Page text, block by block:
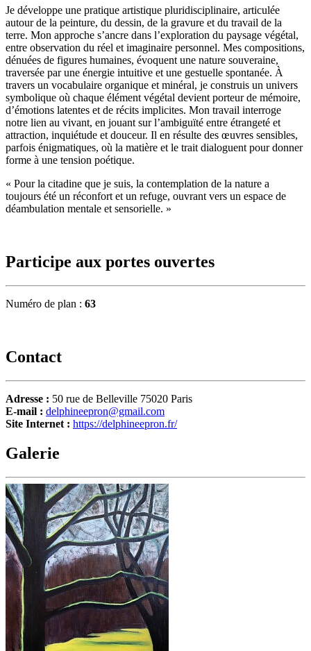
Je développe une pratique artistique pluridisciplinaire, articulée
autour de la peinture, du dessin, de la gravure et du travail de la
terre. Mon approche s’ancre dans l’exploration du paysage végétal,
entre observation du réel et imaginaire personnel. Mes compositions,
dénuées de figures humaines, évoquent une nature souveraine,
traversée par une énergie intuitive et une gestuelle spontanée. À
travers un vocabulaire organique et minéral, je construis un univers
symbolique où chaque élément végétal devient porteur de mémoire,
d’émotions latentes et de récits implicites. Mon travail interroge
notre lien au vivant, en jouant sur l’ambiguïté entre étrangeté et
attraction, inquiétude et douceur. Il en résulte des œuvres sensibles,
parfois énigmatiques, où la matière et le trait dialoguent pour donner
forme à une tension poétique.
« Pour la citadine que je suis, la contemplation de la nature a
toujours été un réconfort et un refuge, ouvrant vers un espace de
déambulation mentale et sensorielle. »
Participe aux portes ouvertes
Numéro de plan : 63
Contact
Adresse : 50 rue de Belleville 75020 Paris
E-mail : delphineepron@gmail.com
Site Internet : https://delphineepron.fr/
Galerie